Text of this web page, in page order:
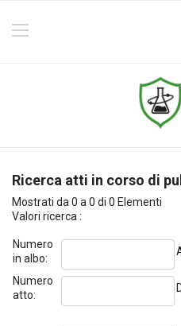
Ricerca atti in corso di
Mostrati da 0 a 0 di 0 Elementi
Valori ricerca :
Numero
in albo:
Numero
atto: